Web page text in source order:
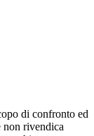
di confronto ed
rivendica